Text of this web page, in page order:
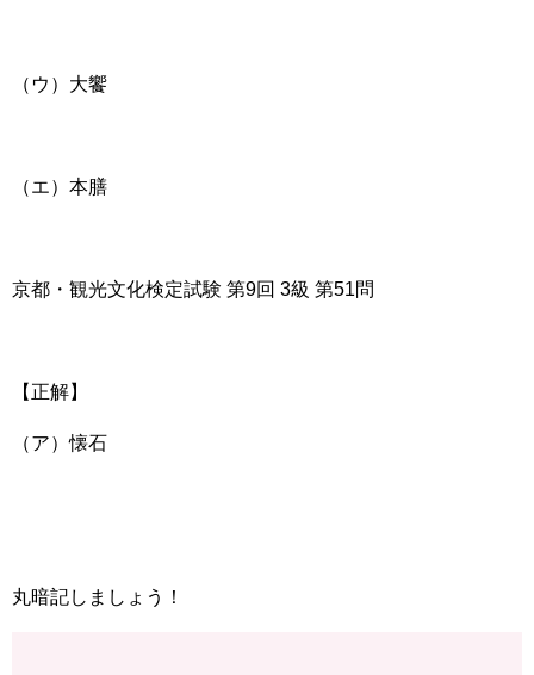
（ウ）大饗
（エ）本膳
京都・観光文化検定試験 第9回 3級 第51問
【正解】
（ア）懐石
丸暗記しましょう！